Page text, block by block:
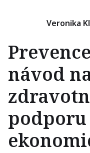
Veronika
návod
podporu